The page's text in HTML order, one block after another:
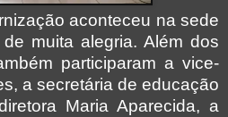
aconteceu na sede
muita alegria. Além dos
participaram a vice-
a secretária de educação
Maria Aparecida, a